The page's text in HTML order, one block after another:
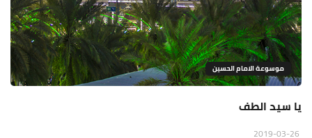
موسوعة الامام الحسين
يا سيد الطف